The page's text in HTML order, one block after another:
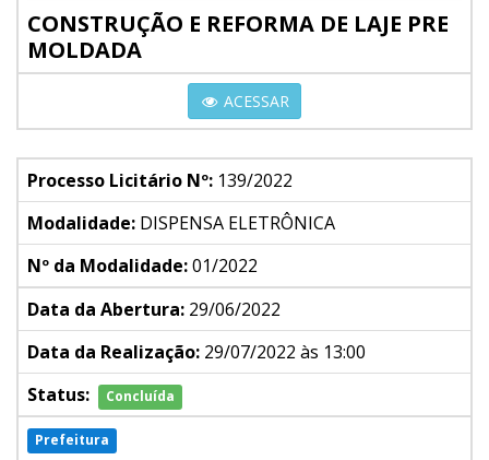
CONSTRUÇÃO E REFORMA DE LAJE PRE
MOLDADA
ACESSAR
Processo Licitário Nº: 139/2022
Modalidade: DISPENSA ELETRÔNICA
Nº da Modalidade:01/2022
Data da Abertura: 29/06/2022
Data da Realização: 29/07/2022 às 13:00
Status:
Concluída
Prefeitura